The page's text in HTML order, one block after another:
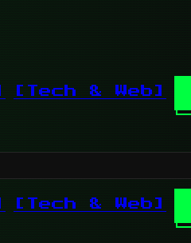
[Tech & Web]
[Tech & Web]